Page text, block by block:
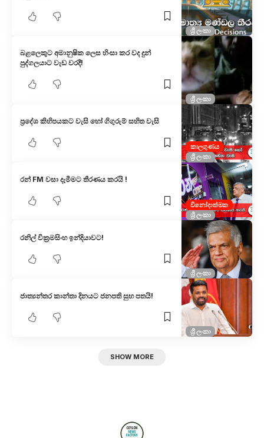
ශ්‍රී ලංකා
ශ්‍රී ලංකා
බළලෙකුට අමානුෂික ලෙස හිංසා කර වද දුන්
පුද්ගලයාට වැඩ වරදී!
කාලගුණය
ශ්‍රී ලංකා
ප්‍රදේශ කිහිපයකට වැසි හෝ ගිගුරුම් සහිත වැසි
විනෝදාත්මක
ශ්‍රී ලංකා
රන් FM වසා දැමීමට තීරණය කරයි !
ශ්‍රී ලංකා
රනිල් වික්‍රමසිංහ ඉන්දියාවට!
ශ්‍රී ලංකා
ජාත්‍යන්තර කාන්තා දිනයට ජනපති සුභ පතයි!
SHOW MORE